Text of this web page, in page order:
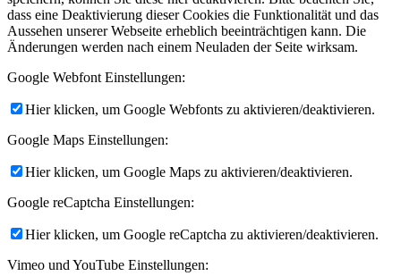
dass eine Deaktivierung dieser Cookies die Funktionalität und das
Aussehen unserer Webseite erheblich beeinträchtigen kann. Die
Änderungen werden nach einem Neuladen der Seite wirksam.
Google Webfont Einstellungen:
Hier klicken, um Google Webfonts zu aktivieren/deaktivieren.
Google Maps Einstellungen:
Hier klicken, um Google Maps zu aktivieren/deaktivieren.
Google reCaptcha Einstellungen:
Hier klicken, um Google reCaptcha zu aktivieren/deaktivieren.
Vimeo und YouTube Einstellungen: